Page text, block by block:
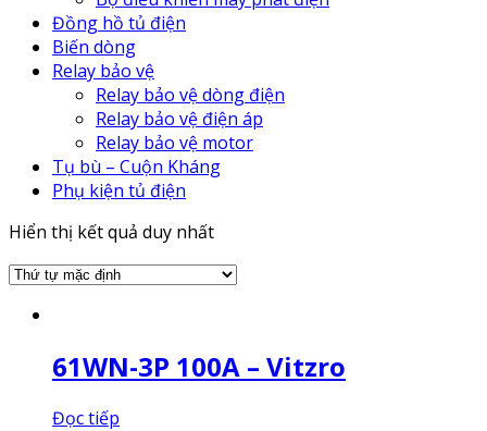
Đồng hồ tủ điện
Biến dòng
Relay bảo vệ
Relay bảo vệ dòng điện
Relay bảo vệ điện áp
Relay bảo vệ motor
Tụ bù – Cuộn Kháng
Phụ kiện tủ điện
Hiển thị kết quả duy nhất
61WN-3P 100A – Vitzro
Đọc tiếp